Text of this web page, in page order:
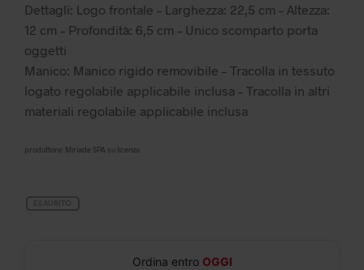
Dettagli: Logo frontale – Larghezza: 22,5 cm – Altezza:
12 cm – Profondità: 6,5 ​​cm – Unico scomparto porta
oggetti
Manico: Manico rigido removibile – Tracolla in tessuto
logato regolabile applicabile inclusa – Tracolla in altri
materiali regolabile applicabile inclusa
produttore: Miriade SPA su licenza
Ordina entro OGGI